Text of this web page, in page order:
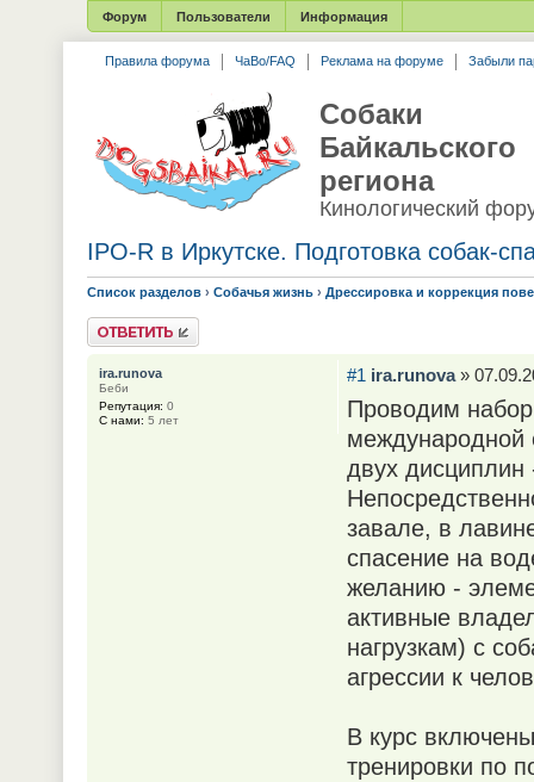
Форум Пользователи Информация
Правила форума ЧаВо/FAQ Реклама на форуме Забыли
Собаки
Байкальского
региона
Кинологический
IPO-R в Иркутске. Подготовка собак-
Список разделов › Собачья жизнь › Дрессировка и коррекция
Ответить
#1 ira.runova»
Проводим набор
международной
двух дисциплин
завале, в
спасение на
желанию -
активные
нагрузкам) с
агрессии к
В курс
тренировки по
ira.runova
Беби
Репутация: 0
С нами: 5 лет